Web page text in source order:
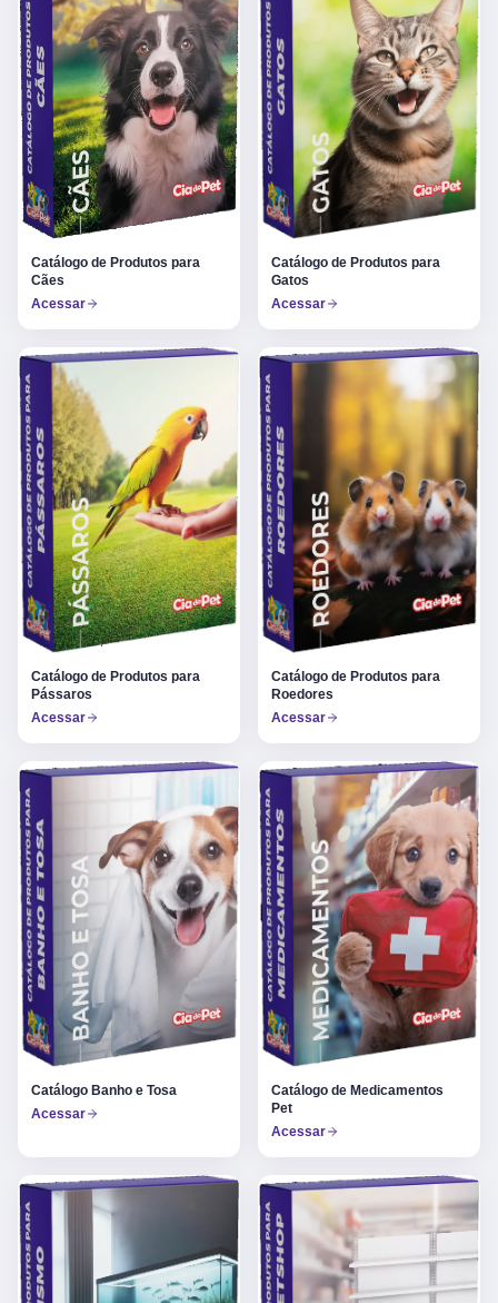
Catálogo de Produtos para
Cães
Acessar
Catálogo de Produtos para
Gatos
Acessar
Catálogo de Produtos para
Pássaros
Acessar
Catálogo de Produtos para
Roedores
Acessar
Catálogo Banho e Tosa
Acessar
Catálogo de Medicamentos
Pet
Acessar